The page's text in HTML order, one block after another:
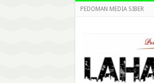
PEDOMAN MEDIA SIBER